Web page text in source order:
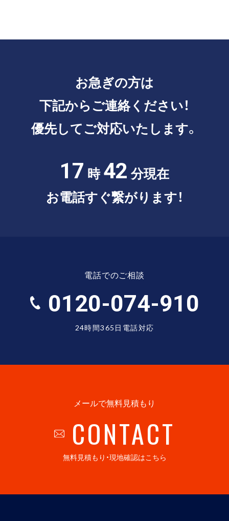
お急ぎの方は
下記からご連絡ください！
優先してご対応いたします。
17 時42 分現在
お電話すぐ繋がります！
電話でのご相談
0120-074-910
24時間365日電話対応
メールで無料見積もり
CONTACT
無料見積もり・現地確認はこちら